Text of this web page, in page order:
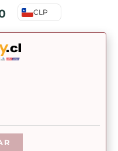
Rango
de
precios:
$22.500
CLP